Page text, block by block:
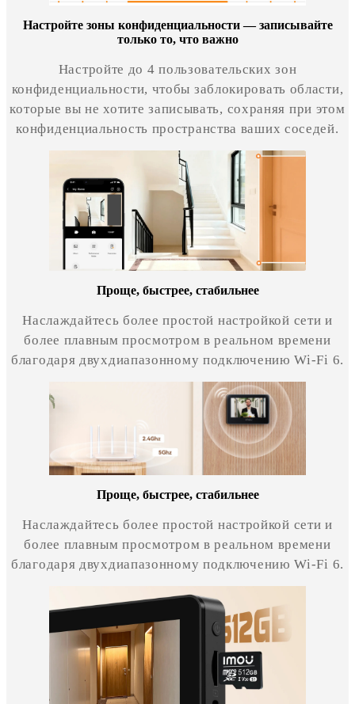
Настройте зоны конфиденциальности — записывайте
только то, что важно
Настройте до 4 пользовательских зон
конфиденциальности, чтобы заблокировать области,
которые вы не хотите записывать, сохраняя при этом
конфиденциальность пространства ваших соседей.
Проще, быстрее, стабильнее
Наслаждайтесь более простой настройкой сети и
более плавным просмотром в реальном времени
благодаря двухдиапазонному подключению Wi-Fi 6.
Проще, быстрее, стабильнее
Наслаждайтесь более простой настройкой сети и
более плавным просмотром в реальном времени
благодаря двухдиапазонному подключению Wi-Fi 6.